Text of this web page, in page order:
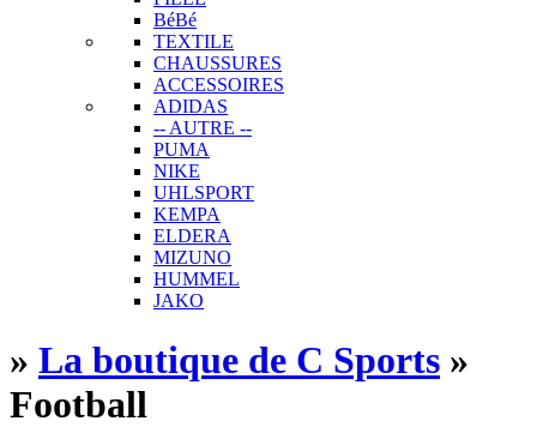
BéBé
TEXTILE
CHAUSSURES
ACCESSOIRES
ADIDAS
-- AUTRE --
PUMA
NIKE
UHLSPORT
KEMPA
ELDERA
MIZUNO
HUMMEL
JAKO
» La boutique de C Sports »
Football